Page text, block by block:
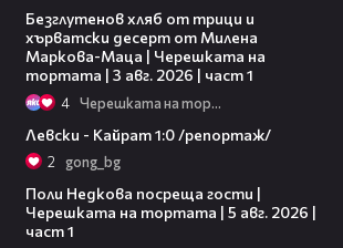
Безглутенов хляб от трици и
хърватски десерт от Милена
Маркова-Маца | Черешката на
тортата | 3 авг. 2026 | част 1
4 Черешката на тортата
Левски - Кайрат 1:0 /репортаж/
2 gong_bg
Поли Недкова посреща гости |
Черешката на тортата | 5 авг. 2026 |
част 1